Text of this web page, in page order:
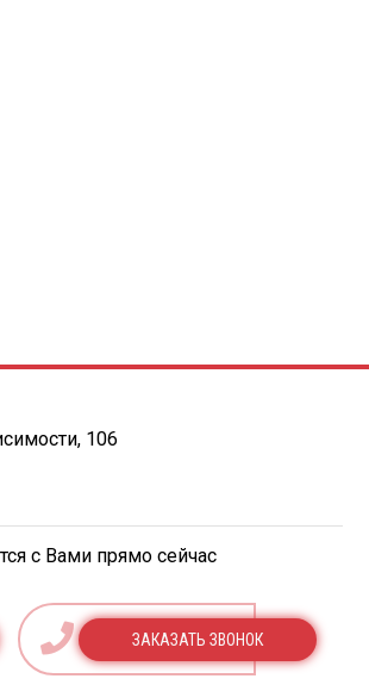
106
с Вами прямо сейчас
ЗАКАЗАТЬ ЗВОНОК